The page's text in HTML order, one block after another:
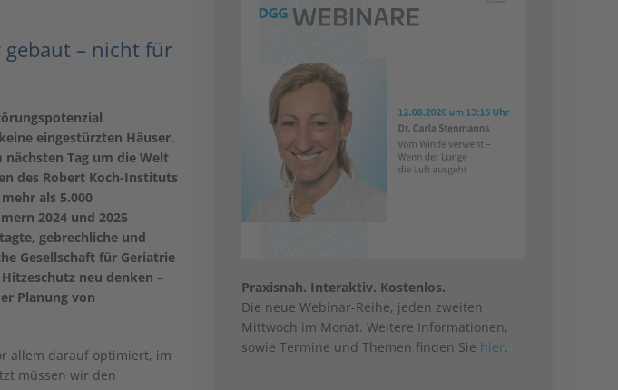
– nicht für
eingestürzten Häuser.
Tag um die Welt
des Robert Koch-Instituts
als 5.000
2024 und 2025
gebrechliche und
Gesellschaft für Geriatrie
neu denken –
Planung von
allem darauf optimiert, im
müssen wir den
Praxisnah. Interaktiv. Kostenlos.
Die neue Webinar-Reihe, jeden zweiten
Mittwoch im Monat. Weitere Informationen,
sowie Termine und Themen finden Sie hier.